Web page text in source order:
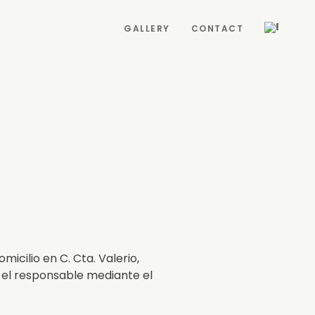
GALLERY CONTACT
en C. Cta. Valerio,
responsable mediante el